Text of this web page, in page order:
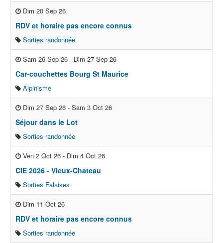
Dim 20 Sep 26
RDV et horaire pas encore connus
Sorties randonnée
Sam 26 Sep 26 - Dim 27 Sep 26
Car-couchettes Bourg St Maurice
Alpinisme
Dim 27 Sep 26 - Sam 3 Oct 26
Séjour dans le Lot
Sorties randonnée
Ven 2 Oct 26 - Dim 4 Oct 26
CIE 2026 - Vieux-Chateau
Sorties Falaises
Dim 11 Oct 26
RDV et horaire pas encore connus
Sorties randonnée